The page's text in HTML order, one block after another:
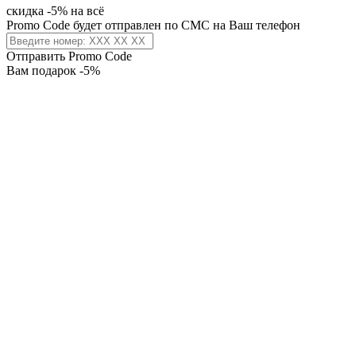
скидка -5% на всё
Promo Code будет отправлен по СМС на Ваш телефон
Отправить Promo Code
Вам подарок -5%